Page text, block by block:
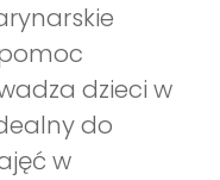
dzieci w
do
w